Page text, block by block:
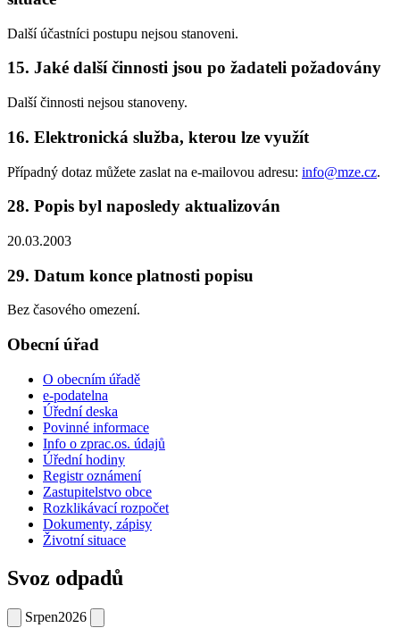
Další účastníci postupu nejsou stanoveni.
15. Jaké další činnosti jsou po žadateli požadovány
Další činnosti nejsou stanoveny.
16. Elektronická služba, kterou lze využít
Případný dotaz můžete zaslat na e-mailovou adresu: info@mze.cz.
28. Popis byl naposledy aktualizován
20.03.2003
29. Datum konce platnosti popisu
Bez časového omezení.
Obecní úřad
O obecním úřadě
e-podatelna
Úřední deska
Povinné informace
Info o zprac.os. údajů
Úřední hodiny
Registr oznámení
Zastupitelstvo obce
Rozklikávací rozpočet
Dokumenty, zápisy
Životní situace
Svoz odpadů
Srpen2026